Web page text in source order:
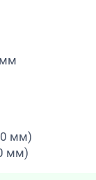
мм)
мм)